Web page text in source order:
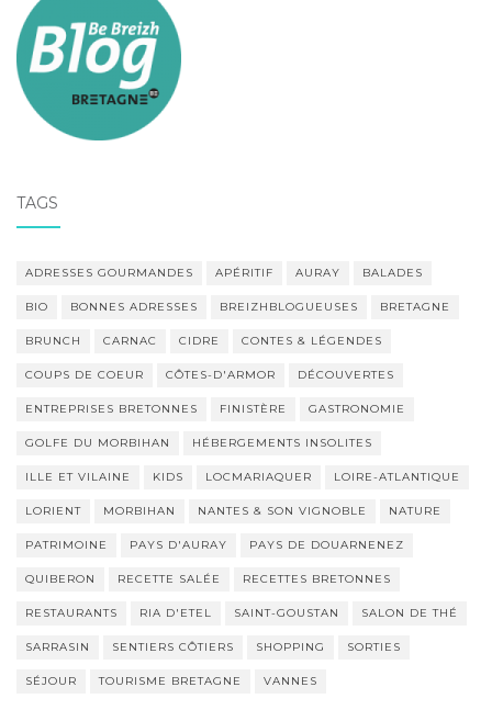
TAGS
ADRESSES GOURMANDES APÉRITIF AURAY BALADES
BIO BONNES ADRESSES BREIZHBLOGUEUSES BRETAGNE
BRUNCH CARNAC CIDRE CONTES & LÉGENDES
COUPS DE COEUR CÔTES-D'ARMOR DÉCOUVERTES
ENTREPRISES BRETONNES FINISTÈRE GASTRONOMIE
GOLFE DU MORBIHAN HÉBERGEMENTS INSOLITES
ILLE ET VILAINE KIDS LOCMARIAQUER LOIRE-ATLANTIQUE
LORIENT MORBIHAN NANTES & SON VIGNOBLE NATURE
PATRIMOINE PAYS D'AURAY PAYS DE DOUARNENEZ
QUIBERON RECETTE SALÉE RECETTES BRETONNES
RESTAURANTS RIA D'ETEL SAINT-GOUSTAN SALON DE THÉ
SARRASIN SENTIERS CÔTIERS SHOPPING SORTIES
SÉJOUR TOURISME BRETAGNE VANNES